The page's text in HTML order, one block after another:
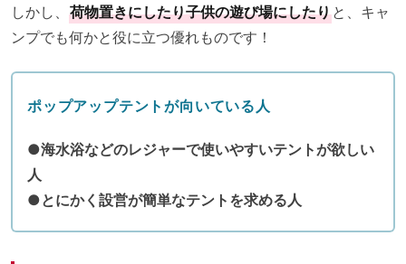
しかし、 荷物置きにしたり子供の遊び場にしたりと、キャ
ンプでも何かと役に立つ優れものです！
ポップアップテントが向いている人
●海水浴などのレジャーで使いやすいテントが欲しい
人
●とにかく設営が簡単なテントを求める人